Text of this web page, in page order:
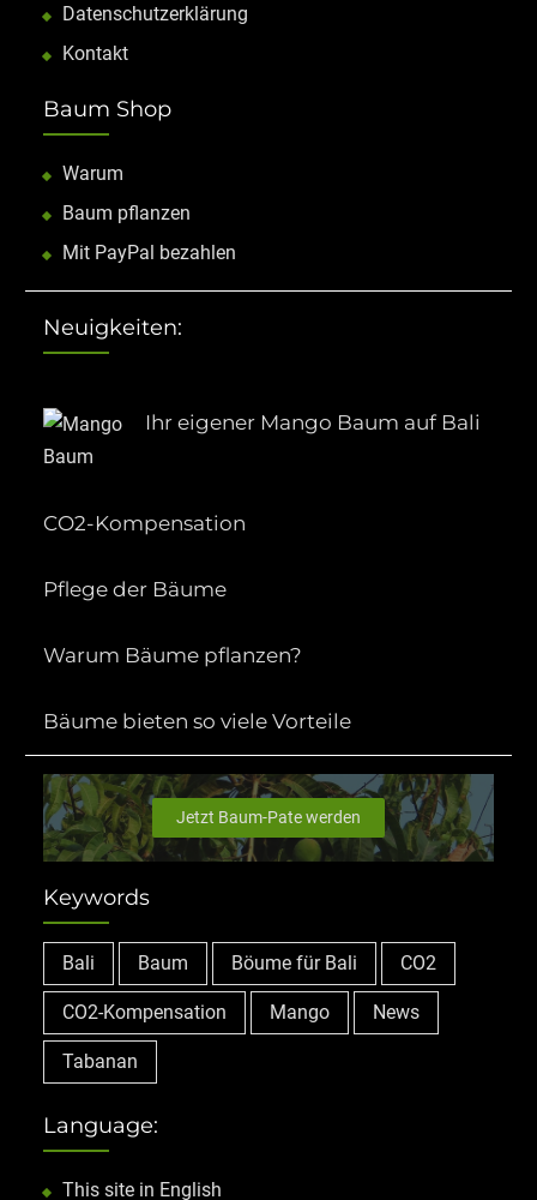
Datenschutzerklärung
Kontakt
Baum Shop
Warum
Baum pflanzen
Mit PayPal bezahlen
Neuigkeiten:
Ihr eigener Mango Baum auf Bali
CO2-Kompensation
Pflege der Bäume
Warum Bäume pflanzen?
Bäume bieten so viele Vorteile
Jetzt Baum-Pate werden
Keywords
Bali Baum Böume für Bali CO2
CO2-Kompensation Mango News
Tabanan
Language:
This site in English